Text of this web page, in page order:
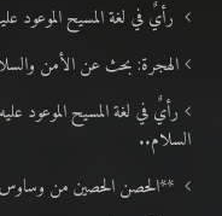
رأيٌ في لغة المسيح الموعود
الهجرة: بحث عن الأمن
السلام..
**الحصن الحصين من